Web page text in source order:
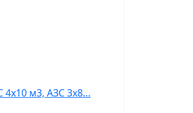
4х10 м3, АЗС 3х8…